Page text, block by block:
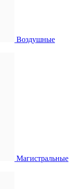
Воздушные
Магистральные